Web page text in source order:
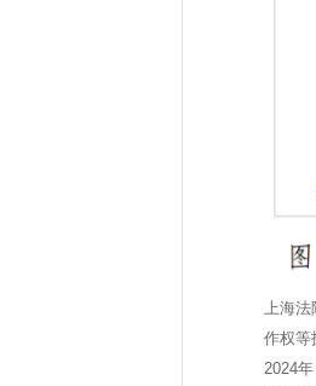
上海法
作权等
2024